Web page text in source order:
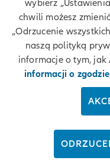
wybierz
chwili możesz
„Odrzucenie
naszą polityką
informacje o tym,
informacji o